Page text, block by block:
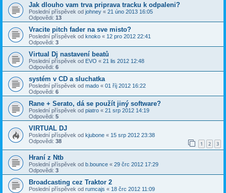
Jak dlouho vam trva priprava tracku k odpaleni?
Poslední příspěvek od johney « 21 úno 2013 16:05
Odpovědi: 13
Vracite pitch fader na sve misto?
Poslední příspěvek od knoko « 12 pro 2012 22:41
Odpovědi: 3
Virtual Dj nastavení beatů
Poslední příspěvek od EVO « 21 lis 2012 12:48
Odpovědi: 6
systém v CD a sluchatka
Poslední příspěvek od mado « 01 říj 2012 16:22
Odpovědi: 6
Rane + Serato, dá se použít jiný software?
Poslední příspěvek od piatro « 21 srp 2012 14:19
Odpovědi: 5
VIRTUAL DJ
Poslední příspěvek od kjubone « 15 srp 2012 23:38
Odpovědi: 38 1 2 3
Hraní z Ntb
Poslední příspěvek od b.bounce « 29 črc 2012 17:29
Odpovědi: 3
Broadcasting cez Traktor 2
Poslední příspěvek od rumcajs « 18 črc 2012 11:09